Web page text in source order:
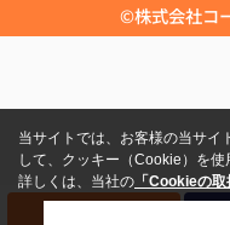
©株式会社コ
当サイトでは、お客様の当サイ
して、クッキー（Cookie）を使
詳しくは、当社の 「Cookieの